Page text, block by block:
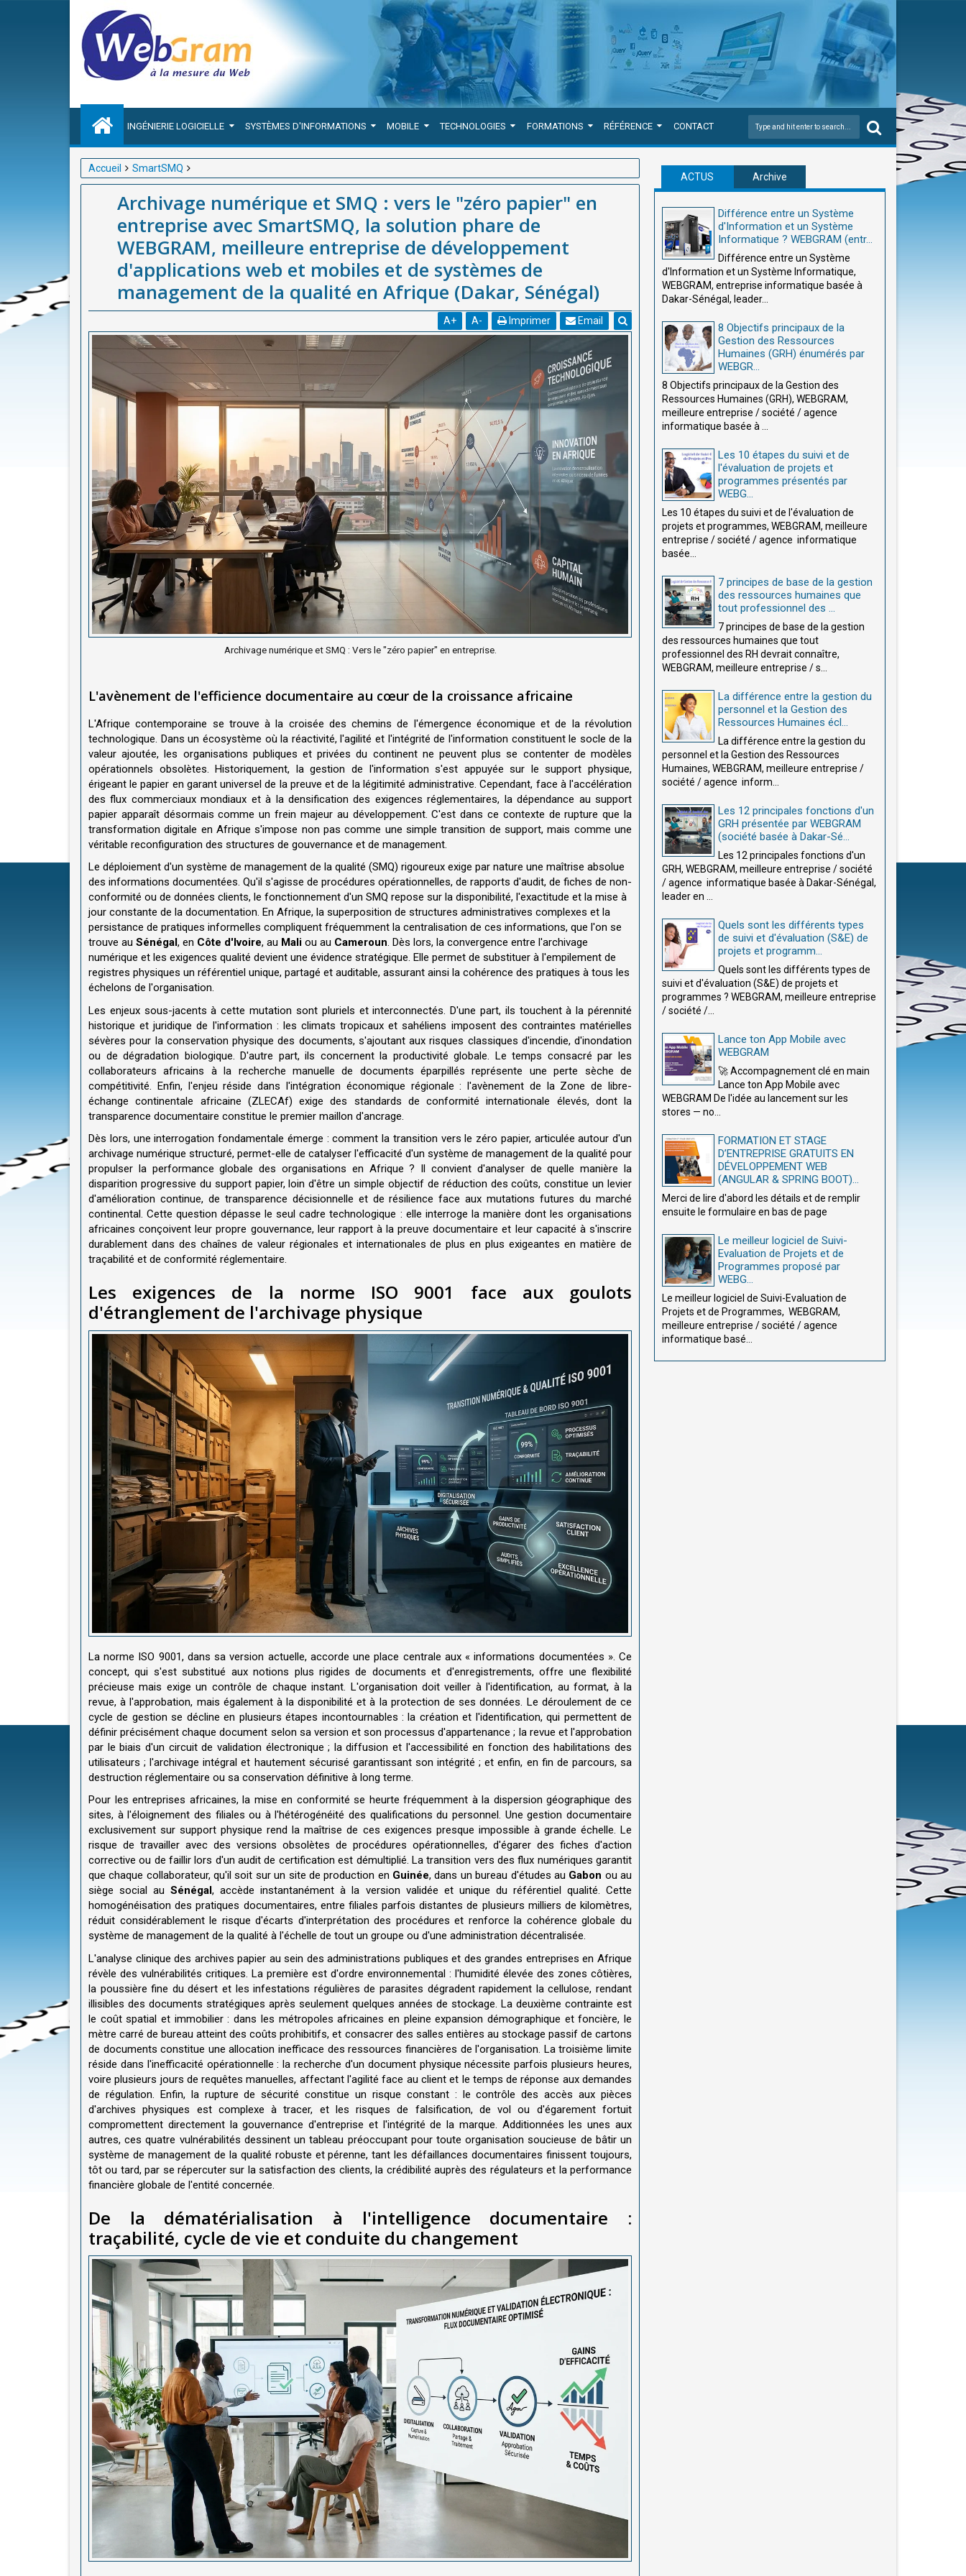
INGÉNIERIE LOGICIELLE SYSTÈMES D'INFORMATIONS MOBILE TECHNOLOGIES FORMATIONS RÉFÉRENCE CONTACT
Accueil
SmartSMQ
Archivage numérique et SMQ : vers le "zéro papier" en entreprise avec SmartSMQ, la solution phare de WEBGRAM,
meilleure entreprise de développement d'applications web et mobiles et de systèmes de management de la qualité en
Afrique (Dakar, Sénégal)
Archivage numérique et SMQ : vers le "zéro papier" en
entreprise avec SmartSMQ, la solution phare de
WEBGRAM, meilleure entreprise de développement
d'applications web et mobiles et de systèmes de
management de la qualité en Afrique (Dakar, Sénégal)
A+ A- Imprimer Email
Archivage numérique et SMQ : Vers le "zéro papier" en entreprise.
L'avènement de l'efficience documentaire au cœur de la croissance africaine
L'Afrique contemporaine se trouve à la croisée des chemins de l'émergence économique et de la révolution
technologique. Dans un écosystème où la réactivité, l'agilité et l'intégrité de l'information constituent le socle de la
valeur ajoutée, les organisations publiques et privées du continent ne peuvent plus se contenter de modèles
opérationnels obsolètes. Historiquement, la gestion de l'information s'est appuyée sur le support physique,
érigeant le papier en garant universel de la preuve et de la légitimité administrative. Cependant, face à l'accélération
des flux commerciaux mondiaux et à la densification des exigences réglementaires, la dépendance au support
papier apparaît désormais comme un frein majeur au développement. C'est dans ce contexte de rupture que la
transformation digitale en Afrique s'impose non pas comme une simple transition de support, mais comme une
véritable reconfiguration des structures de gouvernance et de management.
Le déploiement d'un système de management de la qualité (SMQ) rigoureux exige par nature une maîtrise absolue
des informations documentées. Qu'il s'agisse de procédures opérationnelles, de rapports d'audit, de fiches de non-
conformité ou de données clients, le fonctionnement d'un SMQ repose sur la disponibilité, l'exactitude et la mise à
jour constante de la documentation. En Afrique, la superposition de structures administratives complexes et la
persistance de pratiques informelles compliquent fréquemment la centralisation de ces informations, que l'on se
trouve au Sénégal, en Côte d'Ivoire, au Mali ou au Cameroun. Dès lors, la convergence entre l'archivage
numérique et les exigences qualité devient une évidence stratégique. Elle permet de substituer à l'empilement de
registres physiques un référentiel unique, partagé et auditable, assurant ainsi la cohérence des pratiques à tous les
échelons de l'organisation.
Les enjeux sous-jacents à cette mutation sont pluriels et interconnectés. D'une part, ils touchent à la pérennité
historique et juridique de l'information : les climats tropicaux et sahéliens imposent des contraintes matérielles
sévères pour la conservation physique des documents, s'ajoutant aux risques classiques d'incendie, d'inondation
ou de dégradation biologique. D'autre part, ils concernent la productivité globale. Le temps consacré par les
collaborateurs africains à la recherche manuelle de documents éparpillés représente une perte sèche de
compétitivité. Enfin, l'enjeu réside dans l'intégration économique régionale : l'avènement de la Zone de libre-
échange continentale africaine (ZLECAf) exige des standards de conformité internationale élevés, dont la
transparence documentaire constitue le premier maillon d'ancrage.
Dès lors, une interrogation fondamentale émerge : comment la transition vers le zéro papier, articulée autour d'un
archivage numérique structuré, permet-elle de catalyser l'efficacité d'un système de management de la qualité pour
propulser la performance globale des organisations en Afrique ? Il convient d'analyser de quelle manière la
disparition progressive du support papier, loin d'être un simple objectif de réduction des coûts, constitue un levier
d'amélioration continue, de transparence décisionnelle et de résilience face aux mutations futures du marché
continental. Cette question dépasse le seul cadre technologique : elle interroge la manière dont les organisations
africaines conçoivent leur propre gouvernance, leur rapport à la preuve documentaire et leur capacité à s'inscrire
durablement dans des chaînes de valeur régionales et internationales de plus en plus exigeantes en matière de
traçabilité et de conformité réglementaire.
Les exigences de la norme ISO 9001 face aux goulots
d'étranglement de l'archivage physique
La norme ISO 9001, dans sa version actuelle, accorde une place centrale aux « informations documentées ». Ce
concept, qui s'est substitué aux notions plus rigides de documents et d'enregistrements, offre une flexibilité
précieuse mais exige un contrôle de chaque instant. L'organisation doit veiller à l'identification, au format, à la
revue, à l'approbation, mais également à la disponibilité et à la protection de ses données. Le déroulement de ce
cycle de gestion se décline en plusieurs étapes incontournables : la création et l'identification, qui permettent de
définir précisément chaque document selon sa version et son processus d'appartenance ; la revue et l'approbation
par le biais d'un circuit de validation électronique ; la diffusion et l'accessibilité en fonction des habilitations des
utilisateurs ; l'archivage intégral et hautement sécurisé garantissant son intégrité ; et enfin, en fin de parcours, sa
destruction réglementaire ou sa conservation définitive à long terme.
Pour les entreprises africaines, la mise en conformité se heurte fréquemment à la dispersion géographique des
sites, à l'éloignement des filiales ou à l'hétérogénéité des qualifications du personnel. Une gestion documentaire
exclusivement sur support physique rend la maîtrise de ces exigences presque impossible à grande échelle. Le
risque de travailler avec des versions obsolètes de procédures opérationnelles, d'égarer des fiches d'action
corrective ou de faillir lors d'un audit de certification est démultiplié. La transition vers des flux numériques garantit
que chaque collaborateur, qu'il soit sur un site de production en Guinée, dans un bureau d'études au Gabon ou au
siège social auSénégal, accède instantanément à la version validée et unique du référentiel qualité. Cette
homogénéisation des pratiques documentaires, entre filiales parfois distantes de plusieurs milliers de kilomètres,
réduit considérablement le risque d'écarts d'interprétation des procédures et renforce la cohérence globale du
système de management de la qualité à l'échelle de tout un groupe ou d'une administration décentralisée.
L'analyse clinique des archives papier au sein des administrations publiques et des grandes entreprises en Afrique
révèle des vulnérabilités critiques. La première est d'ordre environnemental : l'humidité élevée des zones côtières,
la poussière fine du désert et les infestations régulières de parasites dégradent rapidement la cellulose, rendant
illisibles des documents stratégiques après seulement quelques années de stockage. La deuxième contrainte est
le coût spatial et immobilier : dans les métropoles africaines en pleine expansion démographique et foncière, le
mètre carré de bureau atteint des coûts prohibitifs, et consacrer des salles entières au stockage passif de cartons
de documents constitue une allocation inefficace des ressources financières de l'organisation. La troisième limite
réside dans l'inefficacité opérationnelle : la recherche d'un document physique nécessite parfois plusieurs heures,
voire plusieurs jours de requêtes manuelles, affectant l'agilité face au client et le temps de réponse aux demandes
de régulation. Enfin, la rupture de sécurité constitue un risque constant : le contrôle des accès aux pièces
d'archives physiques est complexe à tracer, et les risques de falsification, de vol ou d'égarement fortuit
compromettent directement la gouvernance d'entreprise et l'intégrité de la marque. Additionnées les unes aux
autres, ces quatre vulnérabilités dessinent un tableau préoccupant pour toute organisation soucieuse de bâtir un
système de management de la qualité robuste et pérenne, tant les défaillances documentaires finissent toujours,
tôt ou tard, par se répercuter sur la satisfaction des clients, la crédibilité auprès des régulateurs et la performance
financière globale de l'entité concernée.
De la dématérialisation à l'intelligence documentaire :
traçabilité, cycle de vie et conduite du changement
ACTUS Archive
Différence entre un Système
d'Information et un Système
Informatique ? WEBGRAM (entr...
Différence entre un Système
d'Information et un Système Informatique,
WEBGRAM, entreprise informatique basée à
Dakar-Sénégal, leader...
8 Objectifs principaux de la
Gestion des Ressources
Humaines (GRH) énumérés par
WEBGR...
8 Objectifs principaux de la Gestion des
Ressources Humaines (GRH), WEBGRAM,
meilleure entreprise / société / agence
informatique basée à ...
Les 10 étapes du suivi et de
l'évaluation de projets et
programmes présentés par
WEBG...
Les 10 étapes du suivi et de l'évaluation de
projets et programmes, WEBGRAM, meilleure
entreprise / société / agence informatique
basée...
7 principes de base de la gestion
des ressources humaines que
tout professionnel des ...
7 principes de base de la gestion
des ressources humaines que tout
professionnel des RH devrait connaître,
WEBGRAM, meilleure entreprise / s...
La différence entre la gestion du
personnel et la Gestion des
Ressources Humaines écl...
La différence entre la gestion du
personnel et la Gestion des Ressources
Humaines, WEBGRAM, meilleure entreprise /
société / agence inform...
Les 12 principales fonctions d'un
GRH présentée par WEBGRAM
(société basée à Dakar-Sé...
Les 12 principales fonctions d'un
GRH, WEBGRAM, meilleure entreprise / société
/ agence informatique basée à Dakar-Sénégal,
leader en ...
Quels sont les différents types
de suivi et d'évaluation (S&E) de
projets et programm...
Quels sont les différents types de
suivi et d'évaluation (S&E) de projets et
programmes ? WEBGRAM, meilleure entreprise
/ société /...
Lance ton App Mobile avec
WEBGRAM
🚀 Accompagnement clé en main
Lance ton App Mobile avec
WEBGRAM De l'idée au lancement sur les
stores — no...
FORMATION ET STAGE
D’ENTREPRISE GRATUITS EN
DÉVELOPPEMENT WEB
(ANGULAR & SPRING BOOT)...
Merci de lire d'abord les détails et de remplir
ensuite le formulaire en bas de page
Le meilleur logiciel de Suivi-
Evaluation de Projets et de
Programmes proposé par
WEBG...
Le meilleur logiciel de Suivi-Evaluation de
Projets et de Programmes, WEBGRAM,
meilleure entreprise / société / agence
informatique basé...